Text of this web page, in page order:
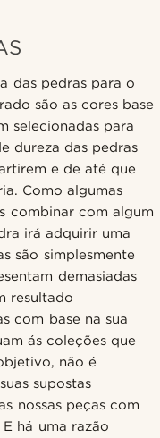
das pedras para o
são as cores base
selecionadas para
dureza das pedras
e de até que
Como algumas
combinar com algum
irá adquirir uma
são simplesmente
demasiadas
resultado
com base na sua
ás coleções que
não é
supostas
nossas peças com
há uma razão